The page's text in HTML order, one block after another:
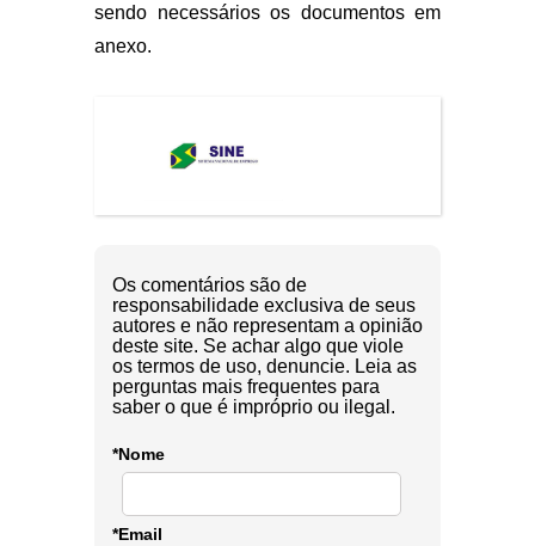
sendo necessários os documentos em
anexo.
Os comentários são de
responsabilidade exclusiva de seus
autores e não representam a opinião
deste site. Se achar algo que viole
os termos de uso, denuncie. Leia as
perguntas mais frequentes para
saber o que é impróprio ou ilegal.
*Nome
*Email